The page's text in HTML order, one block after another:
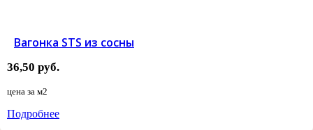
Вагонка STS из сосны
36,50 руб.
цена за м2
Подробнее